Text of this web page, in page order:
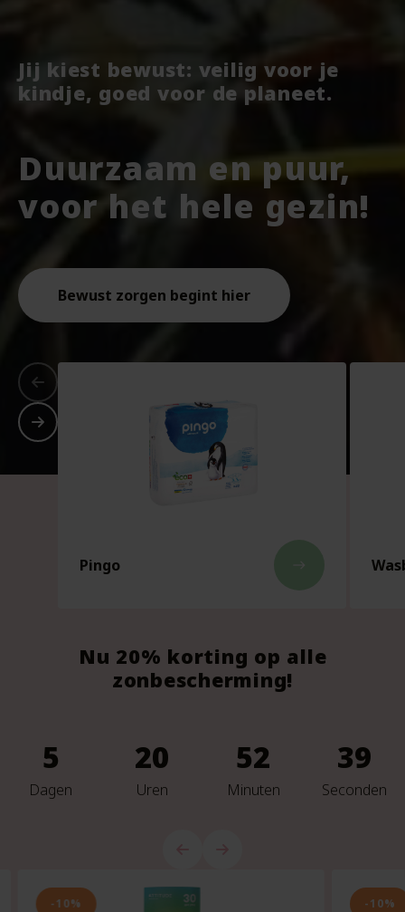
Jij kiest bewust: veilig voor je
kindje, goed voor de planeet.
Duurzaam en puur,
voor het hele gezin!
Bewust zorgen begint hier
Pingo
Nu 20% korting op alle
zonbescherming!
5
Dagen
20
Uren
52
Minuten
37
Seconden
-10% -10%